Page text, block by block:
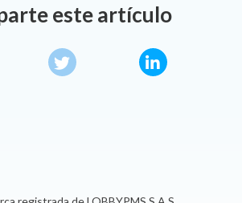
este artículo
Twitter LinkedIn